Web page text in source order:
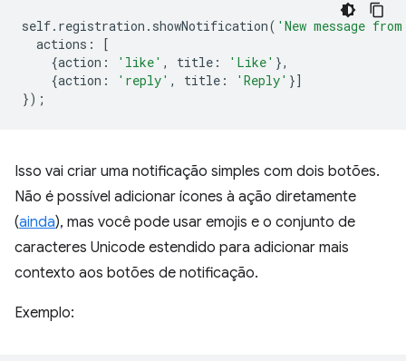
self. registration . showNotification( 'New message
actions :
[
{action : 'like' , title : 'Like' },
{action : 'reply' , title : 'Reply' }]
});
Isso vai criar uma notificação simples com dois botões.
Não é possível adicionar ícones à ação diretamente
(ainda), mas você pode usar emojis e o conjunto de
caracteres Unicode estendido para adicionar mais
contexto aos botões de notificação.
Exemplo: